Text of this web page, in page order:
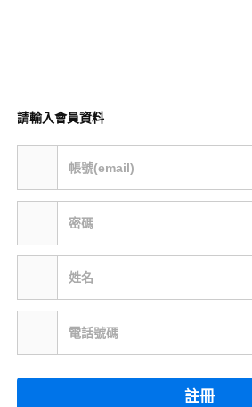
請輸入會員資料
帳號(email)
密碼
姓名
電話號碼
註冊